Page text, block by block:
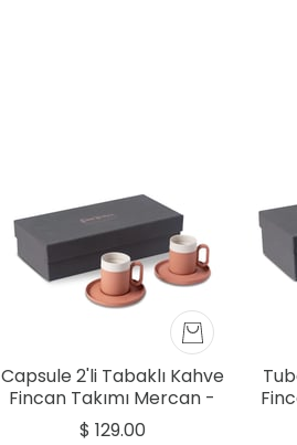
Capsule 2'li Tabaklı Kahve
Fincan Takımı Mercan -
Mercan & Fildişi
$ 129.00